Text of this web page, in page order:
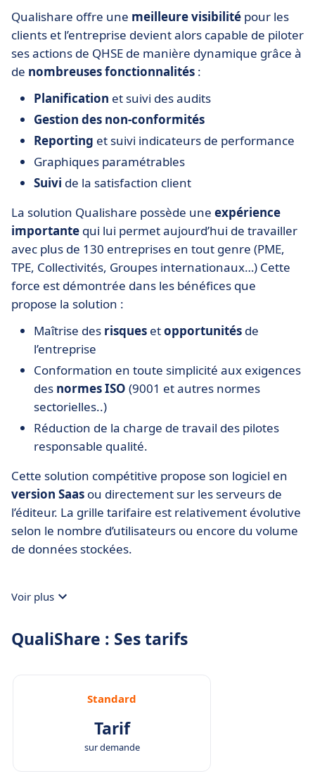
Qualishare offre une meilleure visibilité pour les
clients et l’entreprise devient alors capable de piloter
ses actions de QHSE de manière dynamique grâce à
de nombreuses fonctionnalités :
Planification et suivi des audits
Gestion des non-conformités
Reporting et suivi indicateurs de performance
Graphiques paramétrables
Suivi de la satisfaction client
La solution Qualishare possède une expérience
importante qui lui permet aujourd’hui de travailler
avec plus de 130 entreprises en tout genre (PME,
TPE, Collectivités, Groupes internationaux…) Cette
force est démontrée dans les bénéfices que
propose la solution :
Maîtrise des risques etopportunités de
l’entreprise
Conformation en toute simplicité aux exigences
des normes ISO (9001 et autres normes
sectorielles..)
Réduction de la charge de travail des pilotes
responsable qualité.
Cette solution compétitive propose son logiciel en
version Saas ou directement sur les serveurs de
l’éditeur. La grille tarifaire est relativement évolutive
selon le nombre d’utilisateurs ou encore du volume
de données stockées.
Voir plus
QualiShare : Ses tarifs
Standard
Tarif
sur demande